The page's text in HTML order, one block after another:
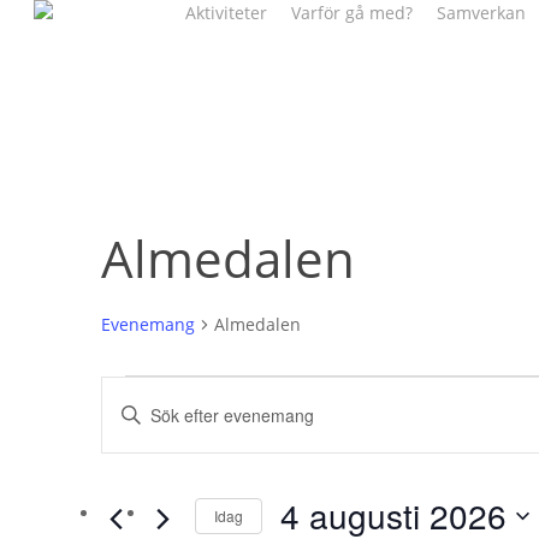
Aktiviteter Varför gå med? Samverkan
Almedalen
Evenemang Almedalen
Evenemang
for
4
Evenemang
Search
and
Ange
Evenemang
Idag 4 augusti 2026